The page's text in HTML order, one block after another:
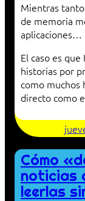
Mientras
de memoria
aplicaciones…
El caso es
historias por
como muchos
directo como
Cómo
noticias
leerlas